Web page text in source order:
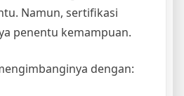
Namun, sertifikasi
penentu kemampuan.
dengan: